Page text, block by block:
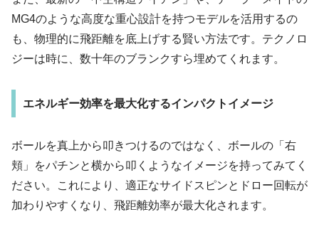
MG4のような高度な重心設計を持つモデルを活用するの
も、物理的に飛距離を底上げする賢い方法です。テクノロ
ジーは時に、数十年のブランクすら埋めてくれます。
エネルギー効率を最大化するインパクトイメージ
ボールを真上から叩きつけるのではなく、ボールの「右
頬」をパチンと横から叩くようなイメージを持ってみてく
ださい。これにより、適正なサイドスピンとドロー回転が
加わりやすくなり、飛距離効率が最大化されます。